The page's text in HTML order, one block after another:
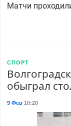
Матчи
СПОРТ
обыграл
9 Фев10:20